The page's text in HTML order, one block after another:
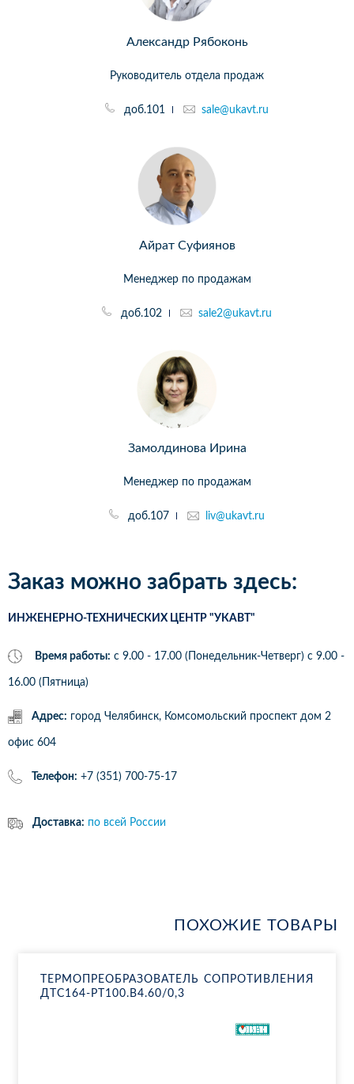
Александр Рябоконь
Руководитель отдела продаж
доб.101 sale@ukavt.ru
Айрат Суфиянов
Менеджер по продажам
доб.102 sale2@ukavt.ru
Замолдинова Ирина
Менеджер по продажам
доб.107 liv@ukavt.ru
Заказ можно забрать здесь:
ИНЖЕНЕРНО-ТЕХНИЧЕСКИХ ЦЕНТР "УКАВТ"
Время работы: с 9.00 - 17.00 (Понедельник-Четверг) c 9.00 -
16.00 (Пятница)
Адрес: город Челябинск, Комсомольский проспект дом 2
офис 604
Телефон: +7 (351) 700-75-17
Доставка: по всей России
ПОХОЖИЕ ТОВАРЫ
ТЕР­МО­ПРЕ­ОБ­РА­ЗО­ВА­ТЕЛЬ СО­ПРО­ТИВ­ЛЕ­НИЯ
ДТ­С164-РТ100.В4.60/0,3